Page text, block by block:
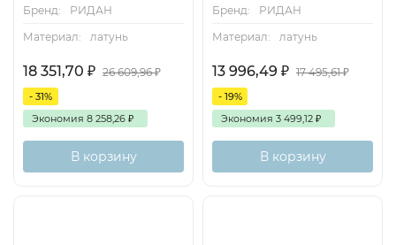
Бренд:
РИДАН
Материал:
латунь
18 351,70 ₽ 26 609,96₽
- 31%
Экономия 8 258,26 ₽
В корзину
Бренд:
РИДАН
Материал:
латунь
13 996,49 ₽ 17 495,61₽
- 19%
Экономия 3 499,12 ₽
В корзину